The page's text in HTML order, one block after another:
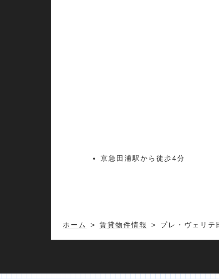
京急田浦駅から徒歩4分
ホーム 賃貸物件情報 プレ・ヴェリ